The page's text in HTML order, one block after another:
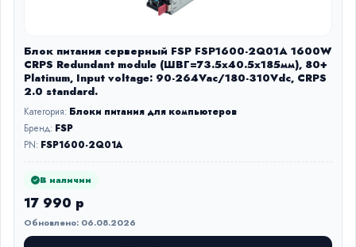
Блок питания серверный FSP FSP1600-2Q01A 1600W
CRPS Redundant module (ШВГ=73.5x40.5x185мм), 80+
Platinum, Input voltage: 90-264Vac/180-310Vdc, CRPS
2.0 standard.
Категория: Блоки питания для компьютеров
Бренд: FSP
PN: FSP1600-2Q01A
В наличии
17 990 р
Обновлено: 06.08.2026